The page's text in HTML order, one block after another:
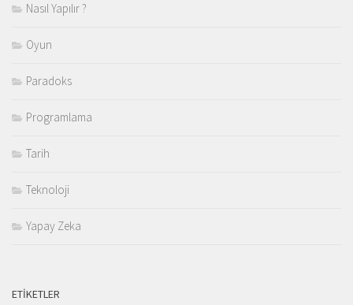
Nasıl Yapılır ?
Oyun
Paradoks
Programlama
Tarih
Teknoloji
Yapay Zeka
ETIKETLER